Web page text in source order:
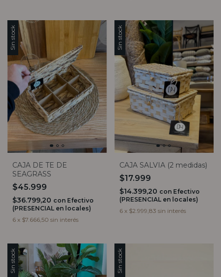
Sin stock
CAJA DE TE DE
SEAGRASS
$45.999
$36.799,20 con Efectivo
(PRESENCIAL en locales)
6 x $7.666,50 sin interés
Sin stock
CAJA SALVIA (2 medidas)
$17.999
$14.399,20 con Efectivo
(PRESENCIAL en locales)
6 x $2.999,83 sin interés
Sin stock Sin stock